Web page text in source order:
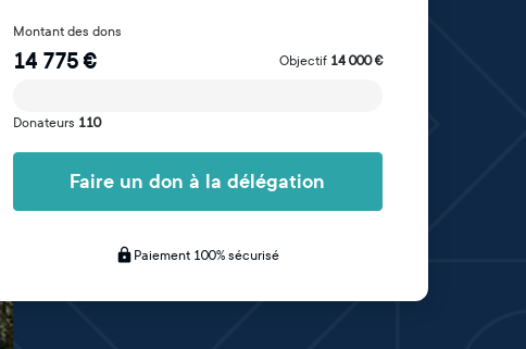
Montant des dons
14 775€ Objectif 14 000€
Donateurs 110
Faire un don à la délégation
Paiement 100% sécurisé